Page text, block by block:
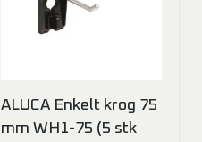
ALUCA Enkelt krog 75
mm WH1-75 (5 stk